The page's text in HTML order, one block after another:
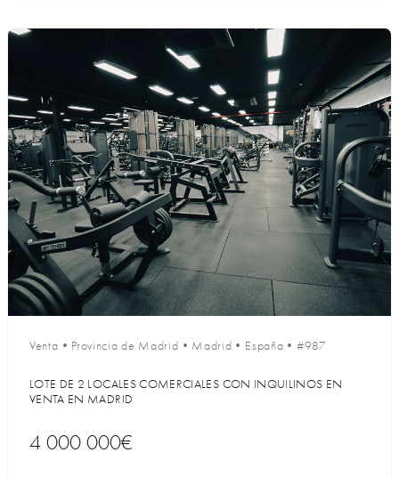
Venta • Provincia de Madrid • Madrid • España •#987
LOTE DE 2 LOCALES COMERCIALES CON INQUILINOS EN
VENTA EN MADRID
4 000 000€